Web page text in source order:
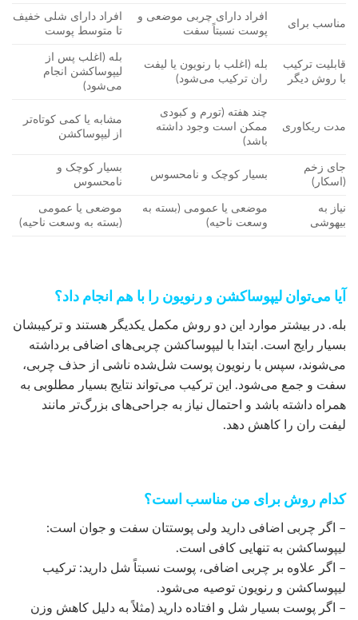
مناسب برای
افراد دارای چربی موضعی و
پوست نسبتاً سفت
افراد دارای شلی خفیف
تا متوسط پوست
قابلیت ترکیب
با روش دیگر
بله (اغلب با رنویون یا لیفت
ران ترکیب می‌شود)
بله (اغلب پس از
لیپوساکشن انجام
می‌شود)
مدت ریکاوری
چند هفته (تورم و کبودی
ممکن است وجود داشته
باشد)
مشابه یا کمی کوتاه‌تر
از لیپوساکشن
جای زخم
(اسکار)
بسیار کوچک و نامحسوس
بسیار کوچک و
نامحسوس
نیاز به
بیهوشی
موضعی یا عمومی (بسته به
وسعت ناحیه)
موضعی یا عمومی
(بسته به وسعت ناحیه)
آیا می‌توان لیپوساکشن و رنویون را با هم انجام داد؟
بله. در بیشتر موارد این دو روش مکمل یکدیگر هستند و ترکیبشان
بسیار رایج است. ابتدا با لیپوساکشن چربی‌های اضافی برداشته
می‌شوند، سپس با رنویون پوست شل‌شده ناشی از حذف چربی،
سفت و جمع می‌شود. این ترکیب می‌تواند نتایج بسیار مطلوبی به
همراه داشته باشد و احتمال نیاز به جراحی‌های بزرگ‌تر مانند
لیفت ران را کاهش دهد.
کدام روش برای من مناسب است؟
– اگر چربی اضافی دارید ولی پوستتان سفت و جوان است:
لیپوساکشن به تنهایی کافی است.
– اگر علاوه بر چربی اضافی، پوست نسبتاً شل دارید: ترکیب
لیپوساکشن و رنویون توصیه می‌شود.
– اگر پوست بسیار شل و افتاده دارید (مثلاً به دلیل کاهش وزن